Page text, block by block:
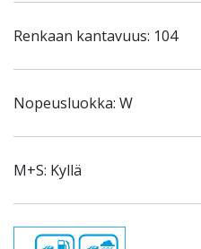
Renkaan kantavuus: 104
Nopeusluokka: W
M+S: Kyllä